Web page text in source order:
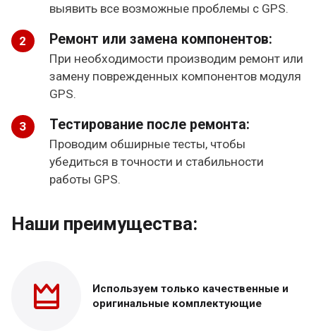
выявить все возможные проблемы с GPS.
Ремонт или замена компонентов:
При необходимости производим ремонт или
замену поврежденных компонентов модуля
GPS.
Тестирование после ремонта:
Проводим обширные тесты, чтобы
убедиться в точности и стабильности
работы GPS.
Наши преимущества:
Используем только качественные и
оригинальные комплектующие